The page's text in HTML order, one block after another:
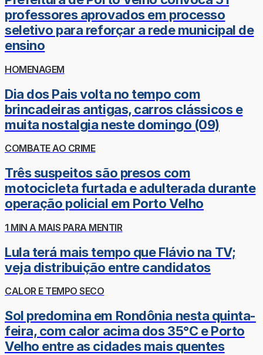
professores aprovados em processo
seletivo para reforçar a rede municipal de
ensino
HOMENAGEM
Dia dos Pais volta no tempo com
brincadeiras antigas, carros clássicos e
muita nostalgia neste domingo (09)
COMBATE AO CRIME
Três suspeitos são presos com
motocicleta furtada e adulterada durante
operação policial em Porto Velho
1 MIN A MAIS PARA MENTIR
Lula terá mais tempo que Flávio na TV;
veja distribuição entre candidatos
CALOR E TEMPO SECO
Sol predomina em Rondônia nesta quinta-
feira, com calor acima dos 35°C e Porto
Velho entre as cidades mais quentes